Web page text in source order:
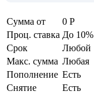
Сумма от
0 Р
Проц. ставка До 10%
Срок
Любой
Макс. сумма Любая
Пополнение Есть
Снятие
Есть